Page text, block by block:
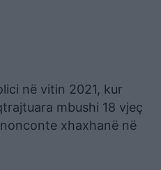
në vitin 2021, kur
mbushi 18 vjeç
xhaxhanë në